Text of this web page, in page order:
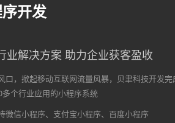
开发
业解决方案 助力企业获客盈收
口，掀起移动互联网流量风暴，贝聿科技开发完
多个行业应用的小程序系统
微信小程序、支付宝小程序、百度小程序